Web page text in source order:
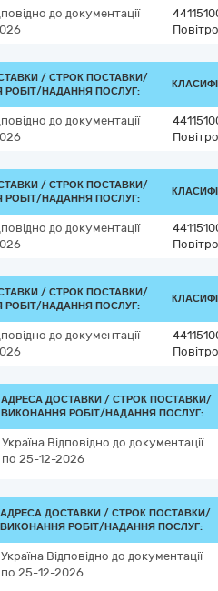
до документації
/ СТРОК ПОСТАВКИ/
РОБІТ/НАДАННЯ ПОСЛУГ:
до документації
/ СТРОК ПОСТАВКИ/
РОБІТ/НАДАННЯ ПОСЛУГ:
до документації
/ СТРОК ПОСТАВКИ/
РОБІТ/НАДАННЯ ПОСЛУГ:
до документації
АДРЕСА ДОСТАВКИ / СТРОК ПОСТАВКИ/
ВИКОНАННЯ РОБІТ/НАДАННЯ ПОСЛУГ:
Україна Відповідно до документації
по 25-12-2026
АДРЕСА ДОСТАВКИ / СТРОК ПОСТАВКИ/
ВИКОНАННЯ РОБІТ/НАДАННЯ ПОСЛУГ:
Україна Відповідно до документації
по 25-12-2026